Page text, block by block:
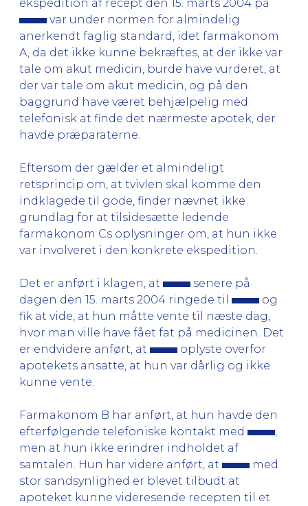
ekspedition af recept den 15. marts 2004 på
var under normen for almindelig
anerkendt faglig standard, idet farmakonom
A, da det ikke kunne bekræftes, at der ikke var
tale om akut medicin, burde have vurderet, at
der var tale om akut medicin, og på den
baggrund have været behjælpelig med
telefonisk at finde det nærmeste apotek, der
havde præparaterne.
Eftersom der gælder et almindeligt
retsprincip om, at tvivlen skal komme den
indklagede til gode, finder nævnet ikke
grundlag for at tilsidesætte ledende
farmakonom Cs oplysninger om, at hun ikke
var involveret i den konkrete ekspedition.
Det er anført i klagen, at
senere på
dagen den 15. marts 2004 ringede til
og
fik at vide, at hun måtte vente til næste dag,
hvor man ville have fået fat på medicinen. Det
er endvidere anført, at
oplyste overfor
apotekets ansatte, at hun var dårlig og ikke
kunne vente.
Farmakonom B har anført, at hun havde den
efterfølgende telefoniske kontakt med
men at hun ikke erindrer indholdet af
samtalen. Hun har videre anført, at
med
stor sandsynlighed er blevet tilbudt at
apoteket kunne videresende recepten til et